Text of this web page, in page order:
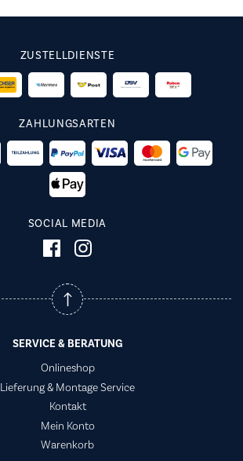
ZUSTELLDIENSTE
ZAHLUNGSARTEN
SOCIAL MEDIA
SERVICE & BERATUNG
Onlineshop
Lieferung & Montage Service
Kontakt
Mein Konto
Warenkorb